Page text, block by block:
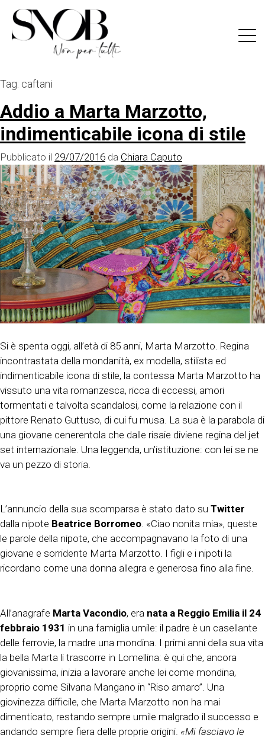
content
Tag: caftani
Addio a Marta Marzotto,
indimenticabile icona di stile
Pubblicato il 29/07/2016 da Chiara Caputo
Si è spenta oggi, all’età di 85 anni, Marta Marzotto. Regina
incontrastata della mondanità, ex modella, stilista ed
indimenticabile icona di stile, la contessa Marta Marzotto ha
vissuto una vita romanzesca, ricca di eccessi, amori
tormentati e talvolta scandalosi, come la relazione con il
pittore Renato Guttuso, di cui fu musa. La sua è la parabola di
una giovane cenerentola che dalle risaie diviene regina del jet
set internazionale. Una leggenda, un’istituzione: con lei se ne
va un pezzo di storia.
L’annuncio della sua scomparsa è stato dato su Twitter
dalla nipote Beatrice Borromeo. «Ciao nonita mia», queste
le parole della nipote, che accompagnavano la foto di una
giovane e sorridente Marta Marzotto. I figli e i nipoti la
ricordano come una donna allegra e generosa fino alla fine.
All’anagrafe Marta Vacondio, era nata a Reggio Emilia il 24
febbraio 1931 in una famiglia umile: il padre è un casellante
delle ferrovie, la madre una mondina. I primi anni della sua vita
la bella Marta li trascorre in Lomellina: è qui che, ancora
giovanissima, inizia a lavorare anche lei come mondina,
proprio come Silvana Mangano in “Riso amaro”. Una
giovinezza difficile, che Marta Marzotto non ha mai
dimenticato, restando sempre umile malgrado il successo e
andando sempre fiera delle proprie origini. «Mi fasciavo le